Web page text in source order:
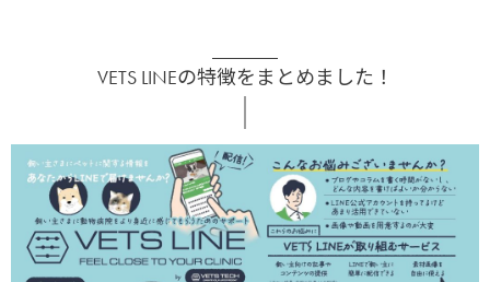
VETS LINEの特徴をまとめました！